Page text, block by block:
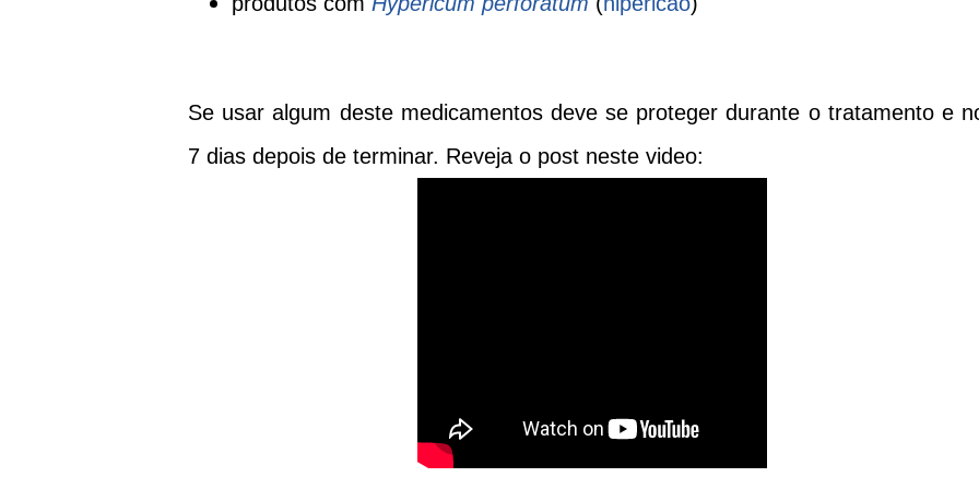
Se usar algum deste medicamentos deve se proteger durante o tratamento e
7 dias depois de terminar. Reveja o post neste video: